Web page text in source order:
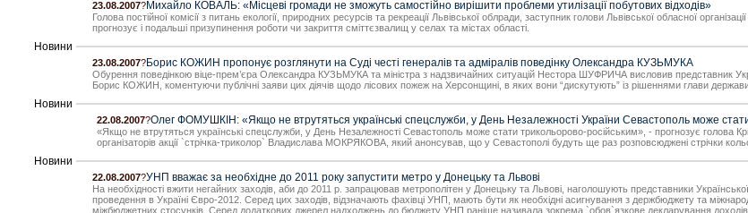
23.08.2007?Михайло КОВАЛЬ: «Місцеві громади не зможуть самостійно вирішити проблеми утилізації побутових відходів»
Голова постійної комісії з питань екології, природних ресурсів та рекреації Львівської облради, заступник голови Львівської обласної
прогнозує і подальші призупинення роботи чи закриття сміттєзвалищ у селах та містах області.
Новини
23.08.2007?Борис КОЖИН пропонує розглянути на Суді честі генералів та адміралів поведінку Олександра КУЗЬМУКА
Обурення поведінкою віце-прем’єра Олександра КУЗЬМУКА та міністра з надзвичайних ситуацій Нестора ШУФРИЧА висловив представник
Борис КОЖИН, коментуючи публічні заяви цих діячів щодо лісових пожеж на Херсонщині, в яких вони “дискутують” із рішеннями глави
Новини
22.08.2007?Олег ФОМУШКІН: «Якщо не втрутяться українські спецслужби, у День Незалежності України Севастополь може
«Якщо не втрутяться українські спецслужби, у День Незалежності Севастополь може стати трикольорово-російським», - прогнозує голова
організаторів акції `стрічка-триколор` Владислава МОКРЯКОВА, який анонсував, що у Севастополі будуть ще раз розповсюджені стрічки
Новини
22.08.2007?УНП вважає за необхідне до 2011 року запустити метро у Донецьку та Львові
На необхідності вжити негайних заходів, аби до 2011 р. запрацював метрополітен у Донецьку та Львові, наголошують представники
проведення в Україні Євро-2012. Серед цих заходів, відзначають фахівці УНП, мають бути як необхідні асигнування з держбюджету та
міжбюджетних стосунків. Серед додаткових джерел надходжень до бюджету УНП раніше називала зокрема `обов`язкове декларування